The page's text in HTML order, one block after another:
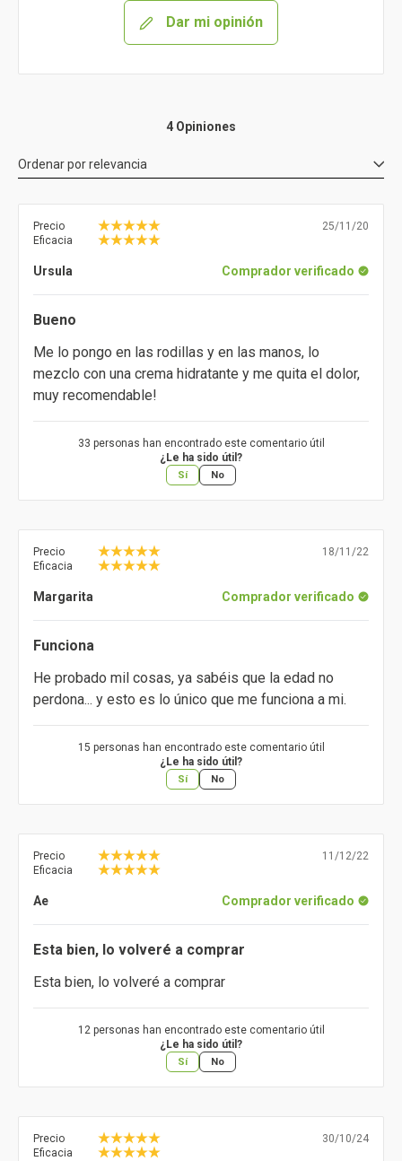
Dar mi opinión
4 Opiniones
Ordenar porrelevancia
Precio
Eficacia
25/11/20
Ursula Comprador verificado
Bueno
Me lo pongo en las rodillas y en las manos, lo
mezclo con una crema hidratante y me quita el dolor,
muy recomendable!
33 personas han encontrado este comentario útil
¿Le ha sido útil?
Sí No
Precio
Eficacia
18/11/22
Margarita Comprador verificado
Funciona
He probado mil cosas, ya sabéis que la edad no
perdona... y esto es lo único que me funciona a mi.
15 personas han encontrado este comentario útil
¿Le ha sido útil?
Sí No
Precio
Eficacia
11/12/22
Ae Comprador verificado
Esta bien, lo volveré a comprar
Esta bien, lo volveré a comprar
12 personas han encontrado este comentario útil
¿Le ha sido útil?
Sí No
Precio
Eficacia
30/10/24